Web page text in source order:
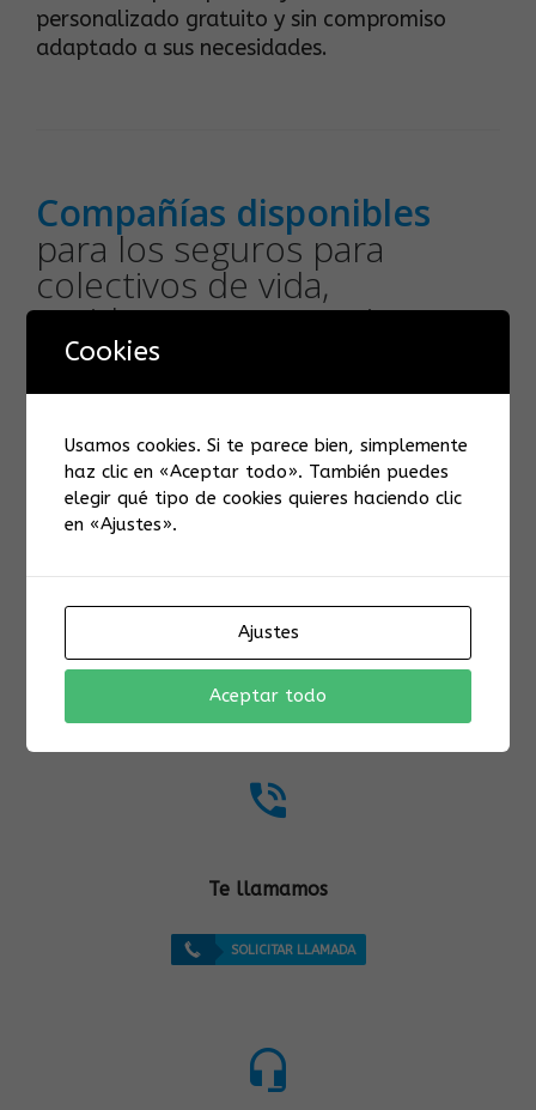
personalizado gratuito y sin compromiso
adaptado a sus necesidades.
Compañías disponibles
para los seguros para
colectivos de vida,
accidentes y convenios
Para cualquier duda o aclaración estamos a su
atención contacte con nosotros y un asesor le
atenderá, puede hacerlo mediante:
Te llamamos
SOLICITAR LLAMADA
Cookies
Usamos cookies. Si te parece bien, simplemente
haz clic en «Aceptar todo». También puedes
elegir qué tipo de cookies quieres haciendo clic
en «Ajustes».
Ajustes
Aceptar todo